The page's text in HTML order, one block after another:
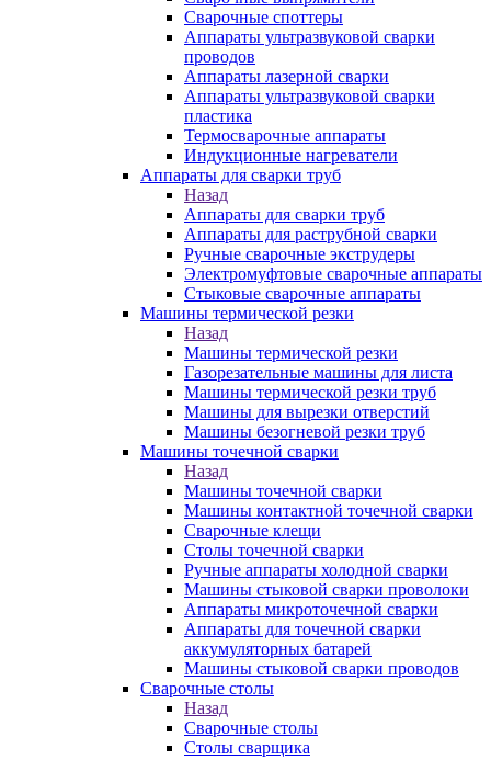
Сварочные споттеры
Аппараты ультразвуковой сварки
проводов
Аппараты лазерной сварки
Аппараты ультразвуковой сварки
пластика
Термосварочные аппараты
Индукционные нагреватели
Аппараты для сварки труб
Назад
Аппараты для сварки труб
Аппараты для раструбной сварки
Ручные сварочные экструдеры
Электромуфтовые сварочные аппараты
Стыковые сварочные аппараты
Машины термической резки
Назад
Машины термической резки
Газорезательные машины для листа
Машины термической резки труб
Машины для вырезки отверстий
Машины безогневой резки труб
Машины точечной сварки
Назад
Машины точечной сварки
Машины контактной точечной сварки
Сварочные клещи
Столы точечной сварки
Ручные аппараты холодной сварки
Машины стыковой сварки проволоки
Аппараты микроточечной сварки
Аппараты для точечной сварки
аккумуляторных батарей
Машины стыковой сварки проводов
Сварочные столы
Назад
Сварочные столы
Столы сварщика